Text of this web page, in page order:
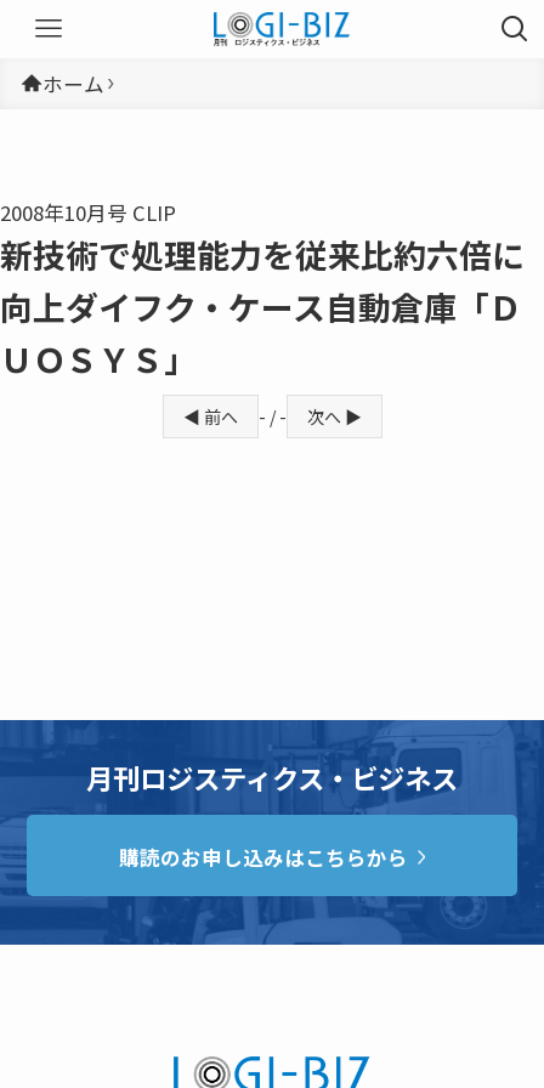
ホーム
2008年10月号 CLIP
新技術で処理能力を従来比約六倍に
向上ダイフク・ケース自動倉庫「Ｄ
ＵＯＳＹＳ」
◀ 前へ - / - 次へ ▶
月刊ロジスティクス・ビジネス
購読のお申し込みはこちらから